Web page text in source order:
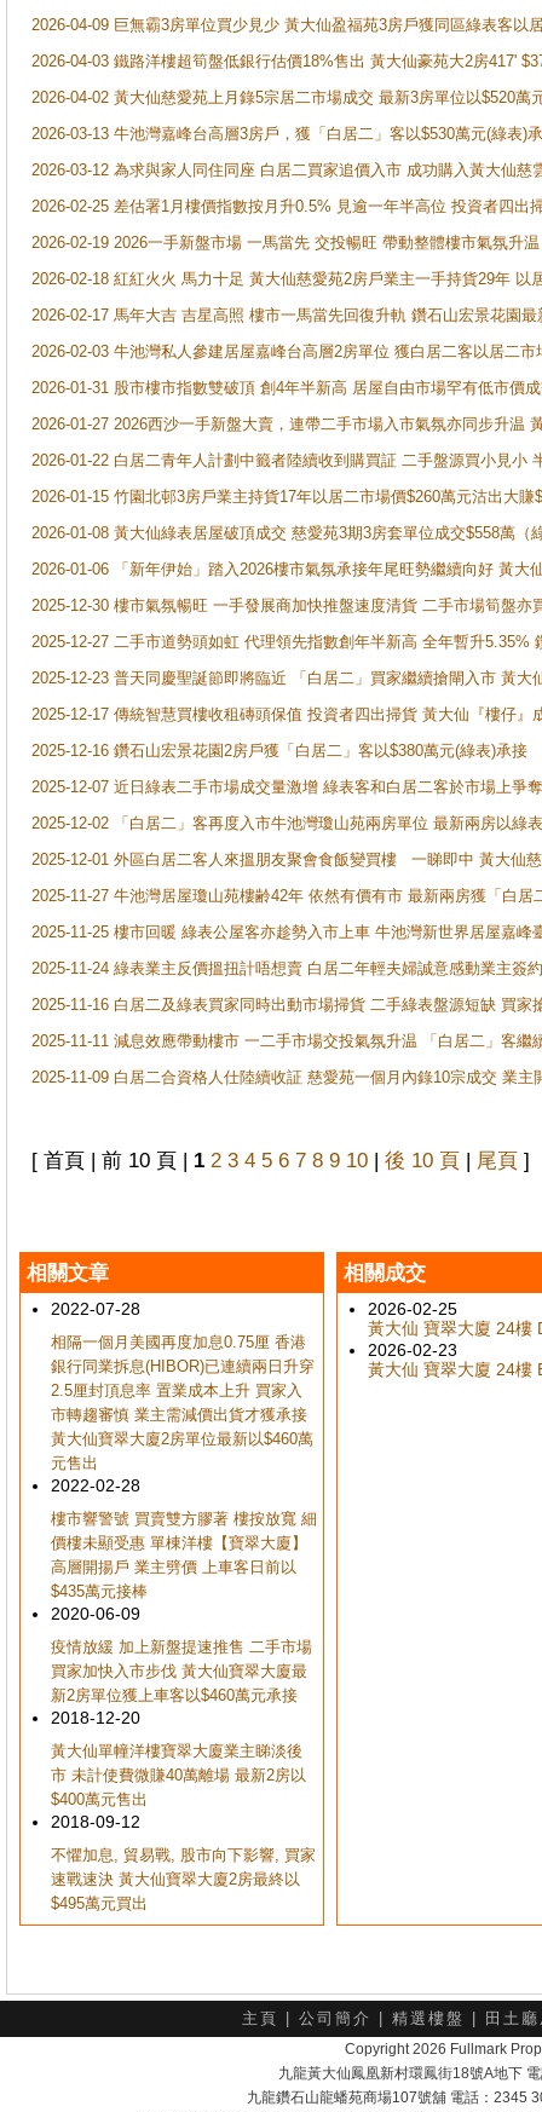
2026-04-09 巨無霸3房單位買少見少 黃大仙盈福苑3房戶獲同區綠表客以
2026-04-03 鐵路洋樓超筍盤低銀行估價18%售出 黃大仙豪苑大2房417'
2026-04-02 黃大仙慈愛苑上月錄5宗居二市場成交 最新3房單位以$520萬
2026-03-13 牛池灣嘉峰台高層3房戶，獲「白居二」客以$530萬元(綠表)
2026-03-12 為求與家人同住同座 白居二買家追價入市 成功購入黃大仙
2026-02-25 差估署1月樓價指數按月升0.5% 見逾一年半高位 投資者四
2026-02-19 2026一手新盤市場 一馬當先 交投暢旺 帶動整體樓市氣氛升
2026-02-18 紅紅火火 馬力十足 黃大仙慈愛苑2房戶業主一手持貨29年 以
2026-02-17 馬年大吉 吉星高照 樓市一馬當先回復升軌 鑽石山宏景花園
2026-02-03 牛池灣私人參建居屋嘉峰台高層2房單位 獲白居二客以居二市
2026-01-31 股市樓市指數雙破頂 創4年半新高 居屋自由市場罕有低市價
2026-01-27 2026西沙一手新盤大賣，連帶二手市場入市氣氛亦同步升温
2026-01-22 白居二青年人計劃中籤者陸續收到購買証 二手盤源買小見小
2026-01-15 竹園北邨3房戶業主持貨17年以居二市場價$260萬元沽出大賺
2026-01-08 黃大仙綠表居屋破頂成交 慈愛苑3期3房套單位成交$558萬（
2026-01-06 「新年伊始」踏入2026樓市氣氛承接年尾旺勢繼續向好 黃
2025-12-30 樓市氣氛暢旺 一手發展商加快推盤速度清貨 二手市場筍盤
2025-12-27 二手市道勢頭如虹 代理領先指數創年半新高 全年暫升5.35%
2025-12-23 普天同慶聖誕節即將臨近 「白居二」買家繼續搶閘入市 黃
2025-12-17 傳統智慧買樓收租磚頭保值 投資者四出掃貨 黃大仙『樓仔
2025-12-16 鑽石山宏景花園2房戶獲「白居二」客以$380萬元(綠表)承接
2025-12-07 近日綠表二手市場成交量激增 綠表客和白居二客於市場上
2025-12-02 「白居二」客再度入市牛池灣瓊山苑兩房單位 最新兩房以綠
2025-12-01 外區白居二客人來搵朋友聚會食飯變買樓 一睇即中 黃大仙
2025-11-27 牛池灣居屋瓊山苑樓齢42年 依然有價有市 最新兩房獲「白居
2025-11-25 樓市回暖 綠表公屋客亦趁勢入市上車 牛池灣新世界居屋嘉峰
2025-11-24 綠表業主反價搵扭計唔想賣 白居二年輕夫婦誠意感動業主簽
2025-11-16 白居二及綠表買家同時出動市場掃貨 二手綠表盤源短缺 買
2025-11-11 減息效應帶動樓市 一二手市場交投氣氛升温 「白居二」客
2025-11-09 白居二合資格人仕陸續收証 慈愛苑一個月內錄10宗成交 業
[ 首頁 | 前 10 頁 | 1 2 3 4 5 6 7 8 9 10 | 後 10 頁 | 尾頁 ]
相關文章
2022-07-28
相隔一個月美國再度加息0.75厘 香港
銀行同業拆息(HIBOR)已連續兩日升穿
2.5厘封頂息率 置業成本上升 買家入
市轉趨審慎 業主需減價出貨才獲承接
黃大仙寶翠大廈2房單位最新以$460萬
元售出
2022-02-28
樓市響警號 買賣雙方膠著 樓按放寬 細
價樓未顯受惠 單棟洋樓【寶翠大廈】
高層開揚戶 業主劈價 上車客日前以
$435萬元接棒
2020-06-09
疫情放緩 加上新盤提速推售 二手市場
買家加快入市步伐 黃大仙寶翠大廈最
新2房單位獲上車客以$460萬元承接
2018-12-20
黃大仙單幢洋樓寶翠大廈業主睇淡後
市 未計使費微賺40萬離場 最新2房以
$400萬元售出
2018-09-12
不懼加息, 貿易戰, 股市向下影響, 買家
速戰速決 黃大仙寶翠大廈2房最終以
$495萬元買出
相關成交
2026-02-25
黃大仙 寶翠大廈 24樓
2026-02-23
黃大仙 寶翠大廈 24樓
主頁 公司簡介 精選樓盤 田土
Copyright 2026 Fullmark
九龍黃大仙鳳凰新村環鳳街18號A地下
九龍鑽石山龍蟠苑商場107號舖 電話：2345